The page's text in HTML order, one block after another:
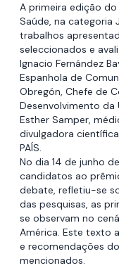
A primeira edição
Saúde, na categoria
trabalhos
seleccionados e
Ignacio Fernández
Espanhola de
Obregón, Chefe de
Desenvolvimento da
Esther Samper,
divulgadora
PAÍS.
No dia 14 de junho
candidatos ao
debate, refletiu-se
das pesquisas, as
se observam no
América. Este texto
e recomendações
mencionados.